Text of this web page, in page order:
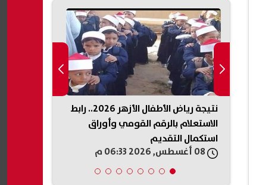
نتيجة رياض الأطفال الأزهر 2026.. رابط
الاستعلام بالرقم القومي وأوراق
استكمال التقديم